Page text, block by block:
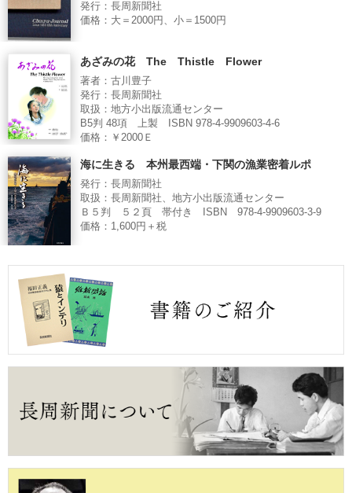
発行：長周新聞社
価格：大＝2000円、小＝1500円
あざみの花 The Thistle Flower
著者：古川豊子
発行：長周新聞社
取扱：地方小出版流通センター
B5判 48項 上製 ISBN 978-4-9909603-4-6
価格：￥2000Ｅ
海に生きる 本州最西端・下関の漁業密着ルポ
発行：長周新聞社
取扱：長周新聞社、地方小出版流通センター
Ｂ５判 ５２頁 帯付き ISBN 978-4-9909603-3-9
価格：1,600円＋税